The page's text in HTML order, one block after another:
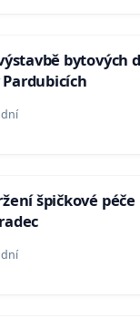
bytových
špičkové